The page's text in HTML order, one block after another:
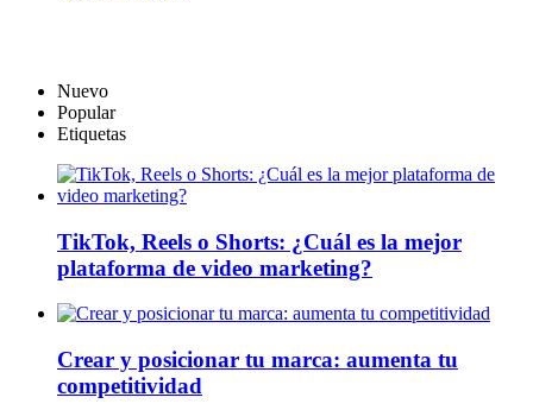
Nuevo
Popular
Etiquetas
TikTok, Reels o Shorts: ¿Cuál es la mejor
plataforma de video marketing?
Crear y posicionar tu marca: aumenta tu
competitividad